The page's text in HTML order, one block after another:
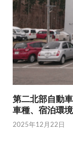
第二北部自動
車種、宿泊環
2025年12月22日